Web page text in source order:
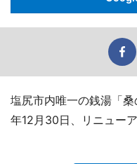
塩尻市内唯一の銭湯「
年12月30日、リニュー